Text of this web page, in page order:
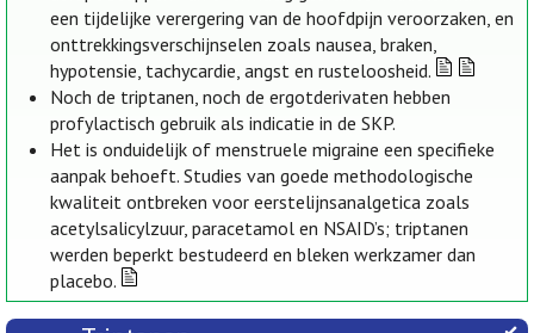
een tijdelijke verergering van de hoofdpijn veroorzaken, en
onttrekkingsverschijnselen zoals nausea, braken,
hypotensie, tachycardie, angst en rusteloosheid.
Noch de triptanen, noch de ergotderivaten hebben
profylactisch gebruik als indicatie in de SKP.
Het is onduidelijk of menstruele migraine een specifieke
aanpak behoeft. Studies van goede methodologische
kwaliteit ontbreken voor eerstelijnsanalgetica zoals
acetylsalicylzuur, paracetamol en NSAID’s; triptanen
werden beperkt bestudeerd en bleken werkzamer dan
placebo.